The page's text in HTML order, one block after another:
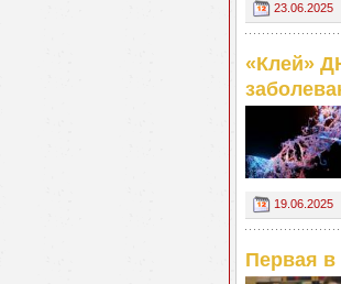
23.06.2025
«Клей»
19.06.2025
Первая в